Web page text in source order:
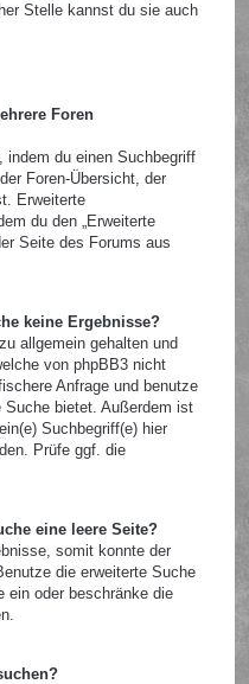
Stelle kannst du sie auch
Foren
indem du einen Suchbegriff
Foren-Übersicht, der
Erweiterte
du den „Erweiterte
Seite des Forums aus
keine Ergebnisse?
allgemein gehalten und
von phpBB3 nicht
Anfrage und benutze
Suche bietet. Außerdem ist
Suchbegriff(e) hier
Prüfe ggf. die
eine leere Seite?
somit konnte der
die erweiterte Suche
ein oder beschränke die